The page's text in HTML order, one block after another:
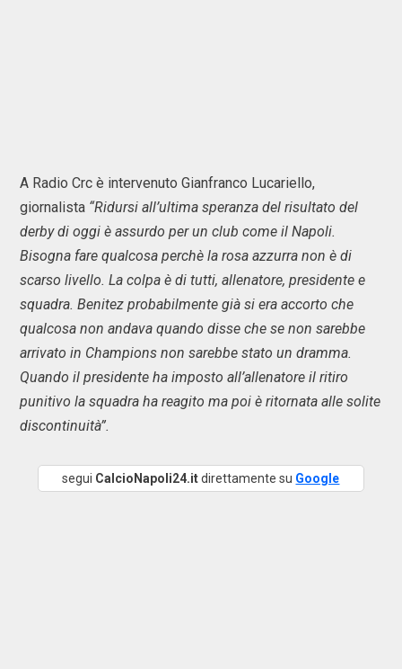
A Radio Crc è intervenuto Gianfranco Lucariello,
giornalista “Ridursi all’ultima speranza del risultato del
derby di oggi è assurdo per un club come il Napoli.
Bisogna fare qualcosa perchè la rosa azzurra non è di
scarso livello. La colpa è di tutti, allenatore, presidente e
squadra. Benitez probabilmente già si era accorto che
qualcosa non andava quando disse che se non sarebbe
arrivato in Champions non sarebbe stato un dramma.
Quando il presidente ha imposto all’allenatore il ritiro
punitivo la squadra ha reagito ma poi è ritornata alle solite
discontinuità”.
segui CalcioNapoli24.itdirettamente su Google